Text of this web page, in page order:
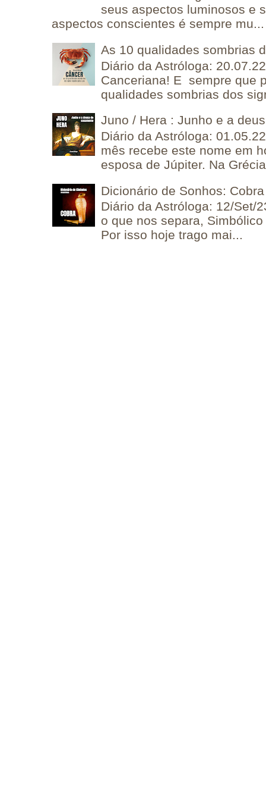
seus aspectos luminosos e
aspectos conscientes é sempre mu...
As 10 qualidades sombrias
Diário da Astróloga:
Canceriana! E sempre que
qualidades sombrias dos
Juno / Hera : Junho e a
Diário da Astróloga:
mês recebe este nome em
esposa de Júpiter. Na
Dicionário de Sonhos: Cobra
Diário da Astróloga: 12/Set/
o que nos separa,
Por isso hoje trago mai...